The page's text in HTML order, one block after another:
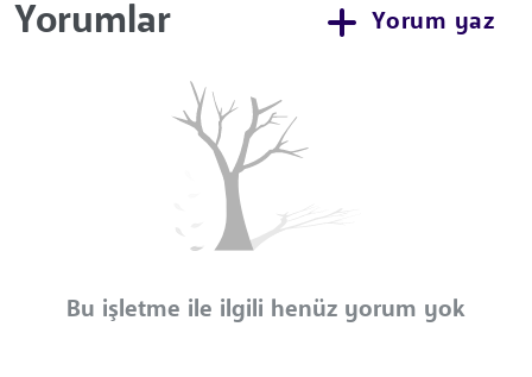
Yorumlar Yorum yaz
Bu işletme ile ilgili henüz yorum yok